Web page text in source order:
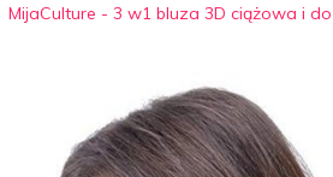
MijaCulture - 3 w1 bluza 3D ciążowa i